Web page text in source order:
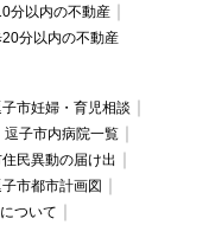
分以内の不動産
分以内の不動産
市妊婦・育児相談
逗子市内病院一覧
民異動の届け出
市都市計画図
ついて